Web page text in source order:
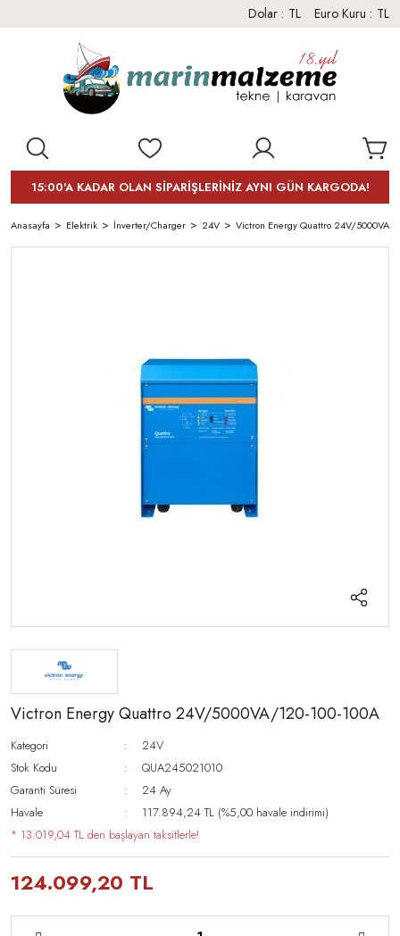
Dolar : TL Euro Kuru : TL
15:00'A KADAR OLAN SİPARİŞLERİNİZ AYNI GÜN KARGODA!
Anasayfa Elektrik İnverter/Charger 24V Victron Energy Quattro 24V/5000VA/
Victron Energy Quattro 24V/5000VA/120-100-100A
Kategori
24V
Stok Kodu
QUA245021010
Garanti Süresi
24 Ay
Havale
117.894,24 TL (%5,00 havale indirimi)
* 13.019,04 TL den başlayan taksitlerle!
124.099,20 TL